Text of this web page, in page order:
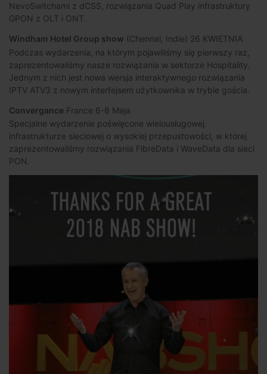
NevoSwitchami z dCSS, rozwiązania Quad Play infrastruktury
GPON z OLT i ONT.
Windham Hotel Group show (Chennai, Indie) 26 KWIETNIA
Podczas wydarzenia, na którym pojawiliśmy się pierwszy raz,
zaprezentowaliśmy nasze rozwiązania w sektorze Hospitality.
Jednym z nich jest nowa wersja interaktywnego rozwiązania
IPTV ATV3 z nowym interfejsem użytkownika w trybie gościa.
Convergance France 6-8 Maja
Specjalne wydarzenie poświęcone wielousługowej
infrastrukturze sieciowej o wysokiej przepustowości, w której
zaprezentowaliśmy rozwiązania FibreData i WaveData dla sieci
PON.